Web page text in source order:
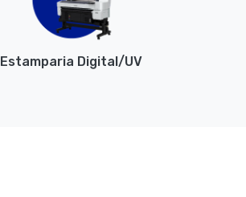
Estamparia Digital/UV